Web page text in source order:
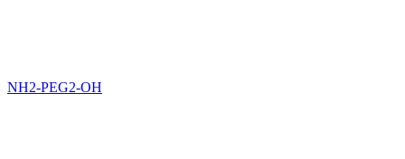
NH2-PEG2-OH